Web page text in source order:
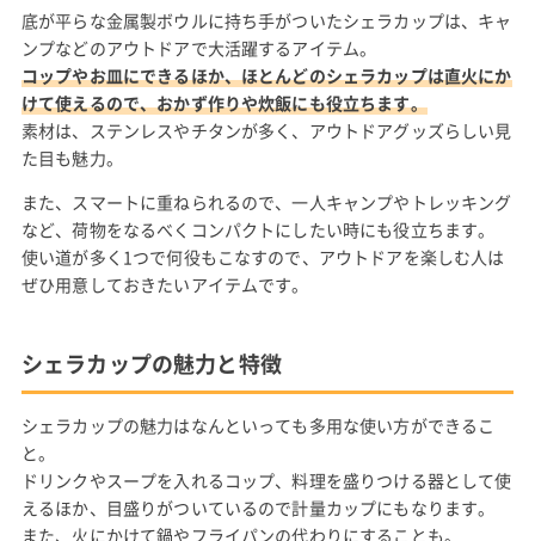
底が平らな金属製ボウルに持ち手がついたシェラカップは、キャ
ンプなどのアウトドアで大活躍するアイテム。
コップやお皿にできるほか、ほとんどのシェラカップは直火にか
けて使えるので、おかず作りや炊飯にも役立ちます。
素材は、ステンレスやチタンが多く、アウトドアグッズらしい見
た目も魅力。
また、スマートに重ねられるので、一人キャンプやトレッキング
など、荷物をなるべくコンパクトにしたい時にも役立ちます。
使い道が多く1つで何役もこなすので、アウトドアを楽しむ人は
ぜひ用意しておきたいアイテムです。
シェラカップの魅力と特徴
シェラカップの魅力はなんといっても多用な使い方ができるこ
と。
ドリンクやスープを入れるコップ、料理を盛りつける器として使
えるほか、目盛りがついているので計量カップにもなります。
また、火にかけて鍋やフライパンの代わりにすることも。